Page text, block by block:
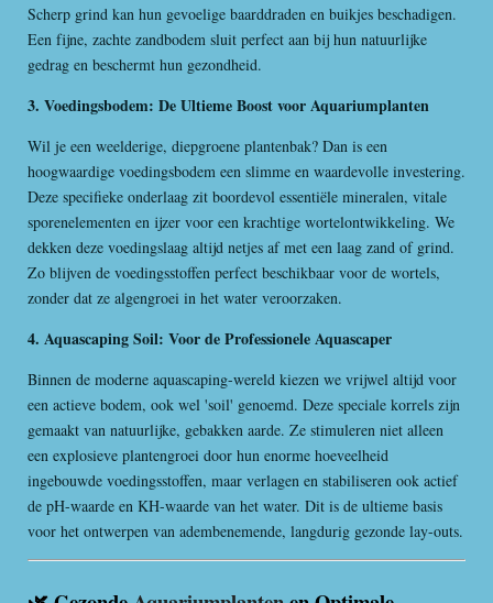
Scherp grind kan hun gevoelige baarddraden en buikjes beschadigen.
Een fijne, zachte zandbodem sluit perfect aan bij hun natuurlijke
gedrag en beschermt hun gezondheid.
3. Voedingsbodem: De Ultieme Boost voor Aquariumplanten
Wil je een weelderige, diepgroene plantenbak? Dan is een
hoogwaardige voedingsbodem een slimme en waardevolle investering.
Deze specifieke onderlaag zit boordevol essentiële mineralen, vitale
sporenelementen en ijzer voor een krachtige wortelontwikkeling. We
dekken deze voedingslaag altijd netjes af met een laag zand of grind.
Zo blijven de voedingsstoffen perfect beschikbaar voor de wortels,
zonder dat ze algengroei in het water veroorzaken.
4. Aquascaping Soil: Voor de Professionele Aquascaper
Binnen de moderne aquascaping-wereld kiezen we vrijwel altijd voor
een actieve bodem, ook wel 'soil' genoemd. Deze speciale korrels zijn
gemaakt van natuurlijke, gebakken aarde. Ze stimuleren niet alleen
een explosieve plantengroei door hun enorme hoeveelheid
ingebouwde voedingsstoffen, maar verlagen en stabiliseren ook actief
de pH-waarde en KH-waarde van het water. Dit is de ultieme basis
voor het ontwerpen van adembenemende, langdurig gezonde lay-outs.